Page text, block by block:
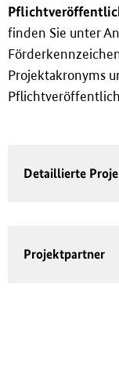
finden Sie unter
Projektakronyms
Detaillierte
Projektpartner